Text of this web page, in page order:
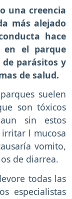
una creencia
más alejado
hace
el parque
parásitos y
de salud.
suelen
son tóxicos
sin estos
l mucosa
vomito,
de diarrea.
todas las
especialistas